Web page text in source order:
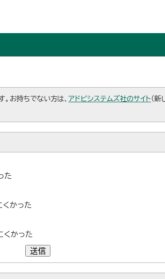
お持ちでない方は、 アドビシステムズ社のサイト （
た
くかった
くかった
送信